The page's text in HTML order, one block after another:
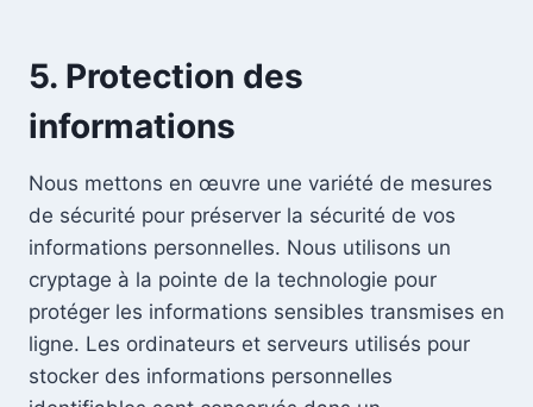
5. Protection des
informations
Nous mettons en œuvre une variété de mesures
de sécurité pour préserver la sécurité de vos
informations personnelles. Nous utilisons un
cryptage à la pointe de la technologie pour
protéger les informations sensibles transmises en
ligne. Les ordinateurs et serveurs utilisés pour
stocker des informations personnelles